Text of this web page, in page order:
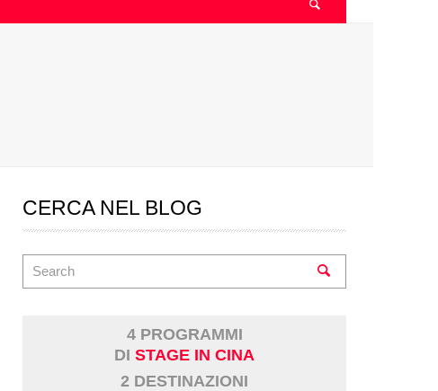
CERCA NEL BLOG
4 PROGRAMMI
DI STAGE IN CINA
2 DESTINAZIONI